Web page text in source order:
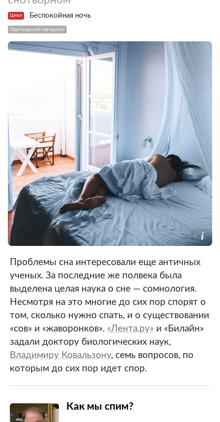
Цикл Беспокойная ночь
Партнерский материал
Проблемы сна интересовали еще античных
ученых. За последние же полвека была
выделена целая наука о сне — сомнология.
Несмотря на это многие до сих пор спорят о
том, сколько нужно спать, и о существовании
«сов» и «жаворонков». «Лента.ру» и «Билайн»
задали доктору биологических наук,
Владимиру Ковальзону, семь вопросов, по
которым до сих пор идет спор.
Как мы спим?